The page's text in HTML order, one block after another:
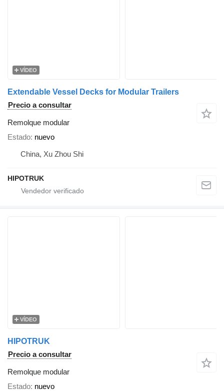
VÍDEO
Extendable Vessel Decks for Modular Trailers
Precio a consultar
Remolque modular
Estado nuevo
China, Xu Zhou Shi
HIPOTRUK
VÍDEO
HIPOTRUK
Precio a consultar
Remolque modular
Estado nuevo